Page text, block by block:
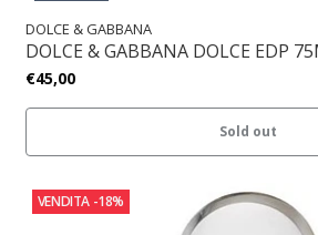
DOLCE & GABBANA
DOLCE & GABBANA DOLCE EDP
€45,00
Sold out
VENDITA -18%